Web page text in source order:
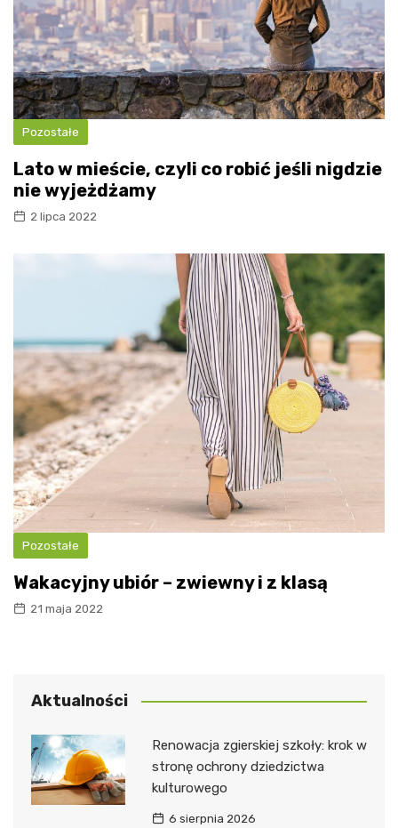
Pozostałe
Lato w mieście, czyli co robić jeśli nigdzie
nie wyjeżdżamy
2 lipca 2022
Pozostałe
Wakacyjny ubiór – zwiewny i z klasą
21 maja 2022
Aktualności
Renowacja zgierskiej szkoły: krok w
stronę ochrony dziedzictwa
kulturowego
6 sierpnia 2026